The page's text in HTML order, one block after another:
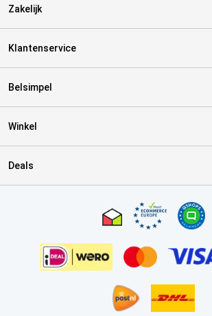
Zakelijk
Klantenservice
Belsimpel
Winkel
Deals